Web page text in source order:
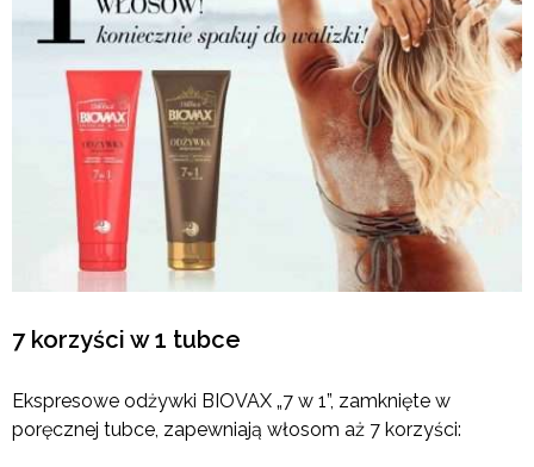
7 korzyści w 1 tubce
Ekspresowe odżywki BIOVAX „7 w 1”, zamknięte w
poręcznej tubce, zapewniają włosom aż 7 korzyści: